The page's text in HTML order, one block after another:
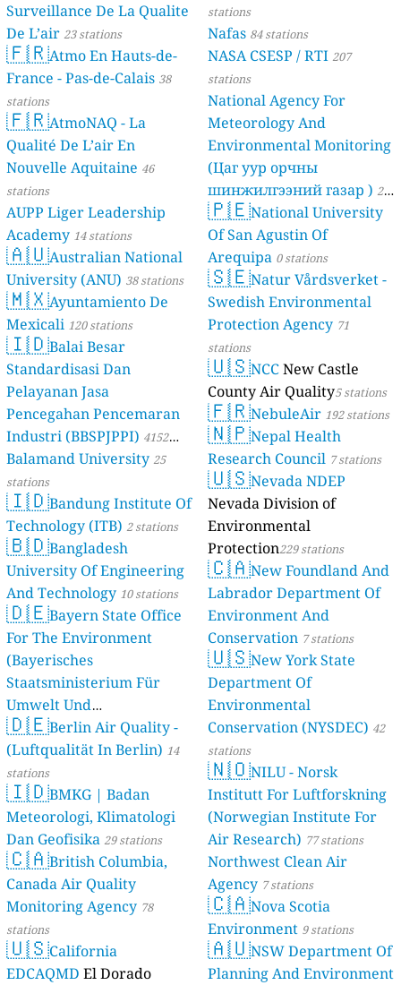
Surveillance De La Qualite
De L’air 23 stations
🇫🇷Atmo En Hauts-de-
France - Pas-de-Calais 38
stations
🇫🇷AtmoNAQ - La
Qualité De L’air En
Nouvelle Aquitaine 46
stations
AUPP Liger Leadership
Academy 14 stations
🇦🇺Australian National
University (ANU) 38 stations
🇲🇽Ayuntamiento De
Mexicali 120 stations
🇮🇩Balai Besar
Standardisasi Dan
Pelayanan Jasa
Pencegahan Pencemaran
Industri (BBSPJPPI) 4152
stations
Balamand University25
stations
🇮🇩Bandung Institute Of
Technology (ITB) 2 stations
🇧🇩Bangladesh
University Of Engineering
And Technology 10 stations
🇩🇪Bayern State Office
For The Environment
(Bayerisches
Staatsministerium Für
Umwelt Und
Verbraucherschutz) - LfU
46 stations
🇩🇪Berlin Air Quality -
(Luftqualität In Berlin) 14
stations
🇮🇩BMKG | Badan
Meteorologi, Klimatologi
Dan Geofisika 29 stations
🇨🇦British Columbia,
Canada Air Quality
Monitoring Agency 78
stations
🇺🇸California
EDCAQMD El Dorado
stations
Nafas 84 stations
NASA CSESP / RTI 207
stations
National Agency For
Meteorology And
Environmental Monitoring
(Цаг уур орчны
шинжилгээний газар ) 21
stations
🇵🇪National University
Of San Agustin Of
Arequipa 0 stations
🇸🇪Natur Vårdsverket -
Swedish Environmental
Protection Agency 71
stations
🇺🇸NCCNew Castle
County Air Quality5 stations
🇫🇷NebuleAir 192 stations
🇳🇵Nepal Health
Research Council 7 stations
🇺🇸Nevada NDEP
Nevada Division of
Environmental
Protection229 stations
🇨🇦New Foundland And
Labrador Department Of
Environment And
Conservation 7 stations
🇺🇸New York State
Department Of
Environmental
Conservation (NYSDEC) 42
stations
🇳🇴NILU - Norsk
Institutt For Luftforskning
(Norwegian Institute For
Air Research) 77 stations
Northwest Clean Air
Agency 7 stations
🇨🇦Nova Scotia
Environment 9 stations
🇦🇺NSW Department Of
Planning And Environment